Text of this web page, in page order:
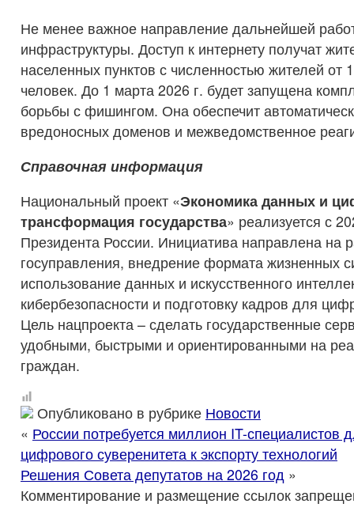
Не менее важное направление дальнейшей
инфраструктуры. Доступ к интернету получат
населенных пунктов с численностью жителей от
человек. До 1 марта 2026 г. будет запущена
борьбы с фишингом. Она обеспечит
вредоносных доменов и межведомственное
Справочная информация
Национальный проект «Экономика данных и
трансформация государства» реализуется с
Президента России. Инициатива направлена на
госуправления, внедрение формата жизненных
использование данных и искусственного
кибербезопасности и подготовку кадров для
Цель нацпроекта – сделать государственные
удобными, быстрыми и ориентированными на
граждан.
Опубликовано в рубрике Новости
« России потребуется миллион IT-специалистов
цифрового суверенитета к экспорту технологий
Решения Совета депутатов на 2026 год »
Комментирование и размещение ссылок